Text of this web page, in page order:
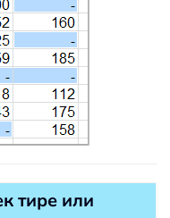
тире или